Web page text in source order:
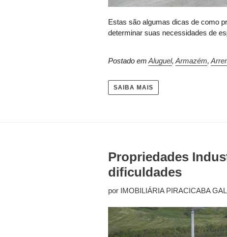
Estas são algumas dicas de como
determinar suas necessidades de
Postado emAluguel,Armazém,
SAIBA MAIS
Propriedades
dificuldades
por IMOBILIÁRIA PIRACICABA